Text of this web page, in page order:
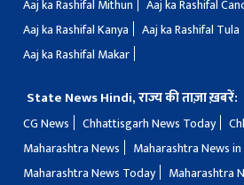
Aaj ka Rashifal Mithun
Aaj ka Rashifal
Aaj ka Rashifal Kanya
Aaj ka Rashifal Tula
Aaj ka Rashifal Makar
State News Hindi, राज्य की ताज़ा ख़बरें:
CG News
Chhattisgarh News Today
Maharashtra News
Maharashtra News
Maharashtra News Today
Maharashtra